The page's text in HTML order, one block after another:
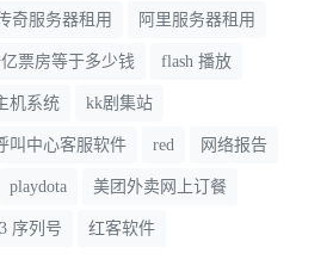
奇服务器租用 阿里服务器租用
票房等于多少钱 flash 播放
机系统 kk剧集站
叫中心客服软件 red 网络报告
playdota 美团外卖网上订餐
序列号 红客软件